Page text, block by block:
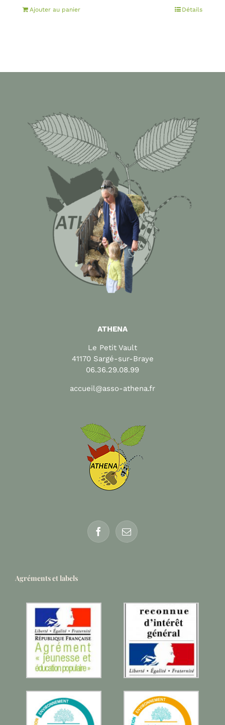
Ajouter au panier Détails
ATHENA
Le Petit Vault
41170 Sargé-sur-Braye
06.36.29.08.99
accueil@asso-athena.fr
Agréments et labels